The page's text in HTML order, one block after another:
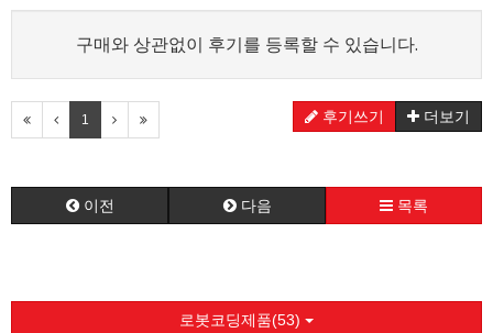
구매와 상관없이 후기를 등록할 수 있습니다.
1 후기쓰기 더보기
이전 다음 목록
로봇코딩제품(53)